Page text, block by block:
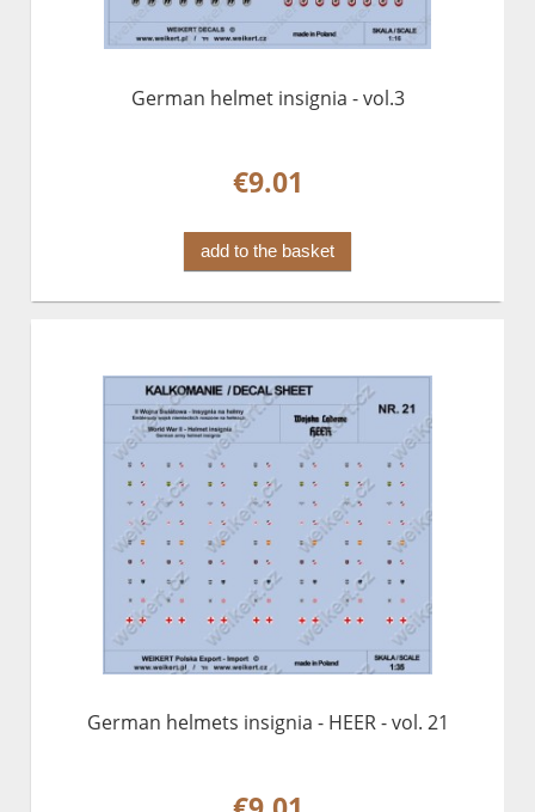
German helmet insignia - vol.3
€9.01
add to the basket
German helmets insignia - HEER - vol. 21